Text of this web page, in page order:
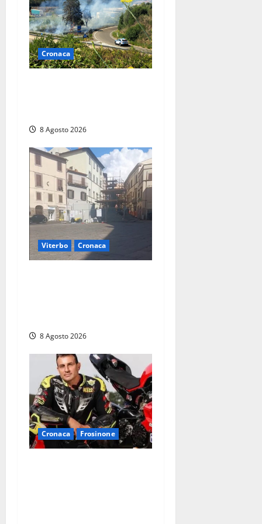
Cronaca
8 Agosto 2026
Viterbo Cronaca
8 Agosto 2026
Cronaca Frosinone